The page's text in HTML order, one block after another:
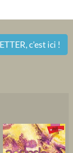
c'est ici !